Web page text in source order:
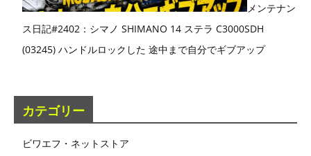
メンテナン
ス日記#2402：シマノ SHIMANO 14 ステラ C3000SDH
(03245) ハンドルロックした 途中まで自分でギブアップ
カテゴリー
ビワエフ・ネットストア